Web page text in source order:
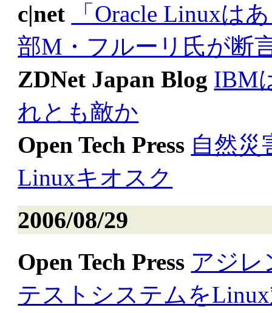
c|net
「Oracle Linuxは
部M・フルーリ氏が断
ZDNet Japan Blog IBM
れとも敵か
Open Tech Press 自然災
Linuxキオスク
2006/08/29
Open Tech Press アジレ
テストシステムを